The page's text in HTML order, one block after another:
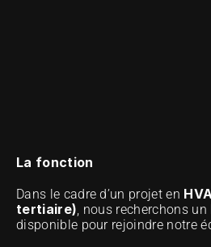
La fonction
Dans le cadre d’un projet en
tertiaire), nous recherchons un
disponible pour rejoindre notre